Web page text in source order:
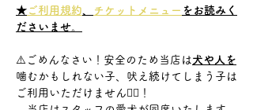
★ ご利用規約 チケットメニュー をお読みく
ださいませ。
⚠️ごめんなさい！安全のため当店は 犬や人を
噛むかもしれない子、吠え続けてしまう子は
ご利用いただけません🙇‍♀️！